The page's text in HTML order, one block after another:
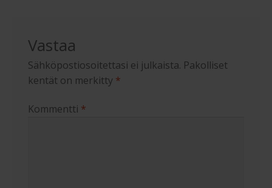
Vastaa
Sähköpostiosoitettasi ei julkaista. Pakolliset
kentät on merkitty *
Kommentti *